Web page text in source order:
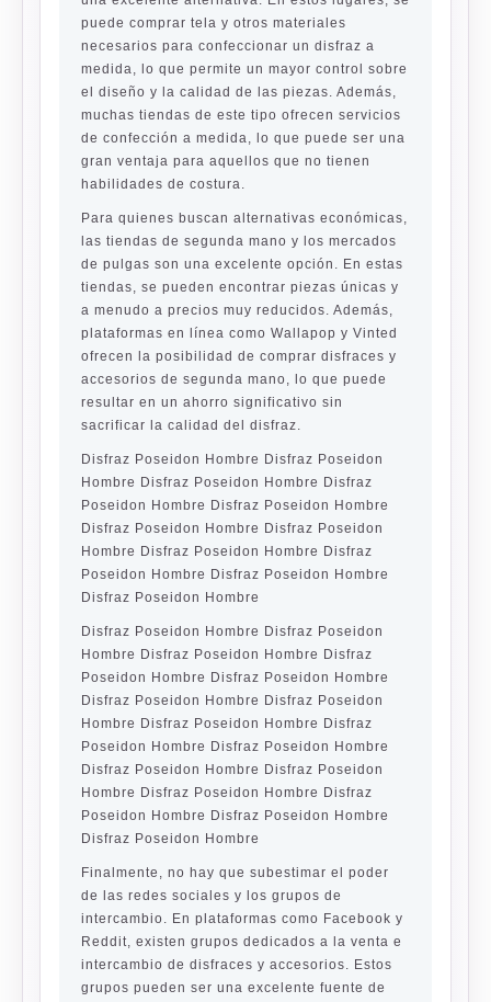
puede comprar tela y otros materiales
necesarios para confeccionar un disfraz a
medida, lo que permite un mayor control sobre
el diseño y la calidad de las piezas. Además,
muchas tiendas de este tipo ofrecen servicios
de confección a medida, lo que puede ser una
gran ventaja para aquellos que no tienen
habilidades de costura.
Para quienes buscan alternativas económicas,
las tiendas de segunda mano y los mercados
de pulgas son una excelente opción. En estas
tiendas, se pueden encontrar piezas únicas y
a menudo a precios muy reducidos. Además,
plataformas en línea como Wallapop y Vinted
ofrecen la posibilidad de comprar disfraces y
accesorios de segunda mano, lo que puede
resultar en un ahorro significativo sin
sacrificar la calidad del disfraz.
Disfraz Poseidon Hombre Disfraz Poseidon
Hombre Disfraz Poseidon Hombre Disfraz
Poseidon Hombre Disfraz Poseidon Hombre
Disfraz Poseidon Hombre Disfraz Poseidon
Hombre Disfraz Poseidon Hombre Disfraz
Poseidon Hombre Disfraz Poseidon Hombre
Disfraz Poseidon Hombre
Disfraz Poseidon Hombre Disfraz Poseidon
Hombre Disfraz Poseidon Hombre Disfraz
Poseidon Hombre Disfraz Poseidon Hombre
Disfraz Poseidon Hombre Disfraz Poseidon
Hombre Disfraz Poseidon Hombre Disfraz
Poseidon Hombre Disfraz Poseidon Hombre
Disfraz Poseidon Hombre Disfraz Poseidon
Hombre Disfraz Poseidon Hombre Disfraz
Poseidon Hombre Disfraz Poseidon Hombre
Disfraz Poseidon Hombre
Finalmente, no hay que subestimar el poder
de las redes sociales y los grupos de
intercambio. En plataformas como Facebook y
Reddit, existen grupos dedicados a la venta e
intercambio de disfraces y accesorios. Estos
grupos pueden ser una excelente fuente de